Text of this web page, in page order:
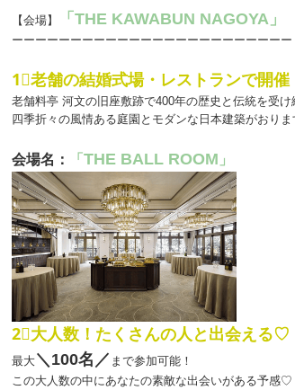
【会場】 「THE KAWABUN NAGOYA」
ーーーーーーーーーーーーーーーーーーーーーーーー
1⃣老舗の結婚式場・レストランで開催
老舗料亭 河文の旧座敷跡で400年の歴史と伝統を受
四季折々の風情ある庭園とモダンな日本建築がおりま
会場名： 「 THE BALL ROOM 」
2⃣大人数！たくさんの人と出会える♡
最大＼100名 ／ まで参加可能！
この大人数の中にあなたの素敵な出会いがある予感♡